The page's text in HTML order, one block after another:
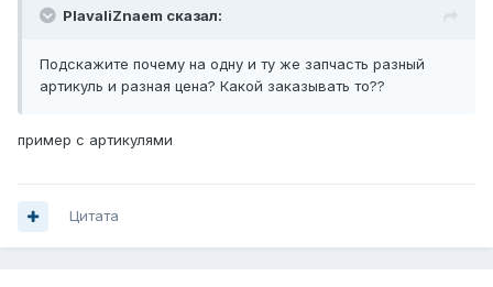
PlavaliZnaem сказал:
Подскажите почему на одну и ту же запчасть разный
артикуль и разная цена? Какой заказывать то??
пример с артикулями
Цитата